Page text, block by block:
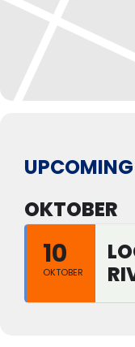
OKTOBER
10
OKTOBER